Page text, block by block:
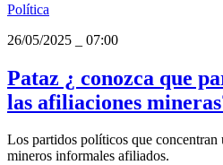
Política
26/05/2025
07:00
Pataz ¿ conozca que
las afiliaciones
Los partidos políticos que
mineros informales afiliados.